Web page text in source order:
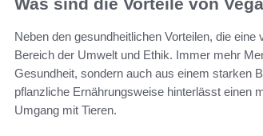
Was sind die Vorteile von
Neben den gesundheitlichen Vorteilen, die
Bereich der Umwelt und Ethik. Immer mehr
Gesundheit, sondern auch aus einem starken
pflanzliche Ernährungsweise hinterlässt einen
Umgang mit Tieren.